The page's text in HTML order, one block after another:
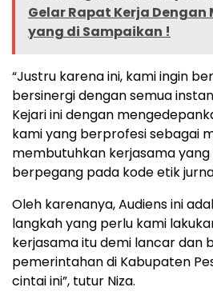
Gelar Rapat Kerja Dengan
yang di Sampaikan !
“Justru karena ini, kami ingin
bersinergi dengan semua
Kejari ini dengan
kami yang berprofesi sebagai
membutuhkan kerjasama
berpegang pada kode etik
Oleh karenanya, Audiens ini
langkah yang perlu kami
kerjasama itu demi lancar dan
pemerintahan di Kabupaten
cintai ini”, tutur Niza.